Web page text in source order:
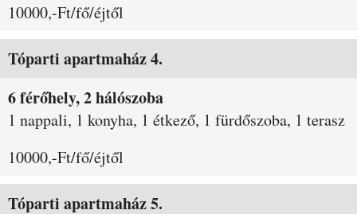
10000,-Ft/fő/éjtől
Tóparti apartmaház 4.
6 férőhely, 2 hálószoba
1 nappali, 1 konyha, 1 étkező, 1 fürdőszoba, 1 terasz
10000,-Ft/fő/éjtől
Tóparti apartmaház 5.